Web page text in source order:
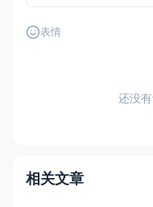
表情
还没
相关文章